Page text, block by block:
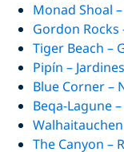
Monad Shoal
Gordon Rocks
Tiger Beach –
Pipín –
Blue Corner –
Beqa-Lagune
The Canyon –